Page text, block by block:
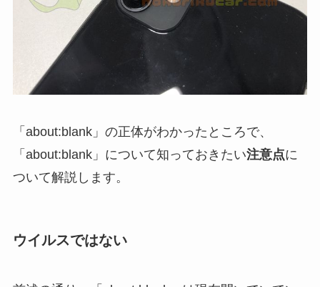
「about:blank」の正体がわかったところで、
「about:blank」について知っておきたい注意点に
ついて解説します。
ウイルスではない